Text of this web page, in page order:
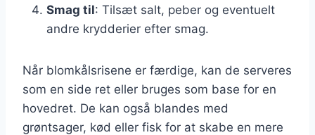
Smag til: Tilsæt salt, peber og eventuelt
andre krydderier efter smag.
Når blomkålsrisene er færdige, kan de serveres
som en side ret eller bruges som base for en
hovedret. De kan også blandes med
grøntsager, kød eller fisk for at skabe en mere